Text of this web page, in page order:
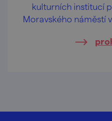
kulturních institucí
Moravského náměstí